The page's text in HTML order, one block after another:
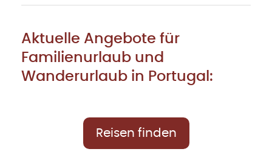
Aktuelle Angebote für
Familienurlaub und
Wanderurlaub in Portugal:
Reisen finden